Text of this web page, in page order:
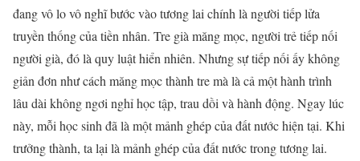
đang vô lo vô nghĩ bước vào tương lai chính là người tiếp lửa
truyền thống của tiền nhân. Tre già măng mọc, người trẻ tiếp nối
người già, đó là quy luật hiển nhiên. Nhưng sự tiếp nối ấy không
giản đơn như cách măng mọc thành tre mà là cả một hành trình
lâu dài không ngơi nghỉ học tập, trau dồi và hành động. Ngay lúc
này, mỗi học sinh đã là một mảnh ghép của đất nước hiện tại. Khi
trưởng thành, ta lại là mảnh ghép của đất nước trong tương lai.